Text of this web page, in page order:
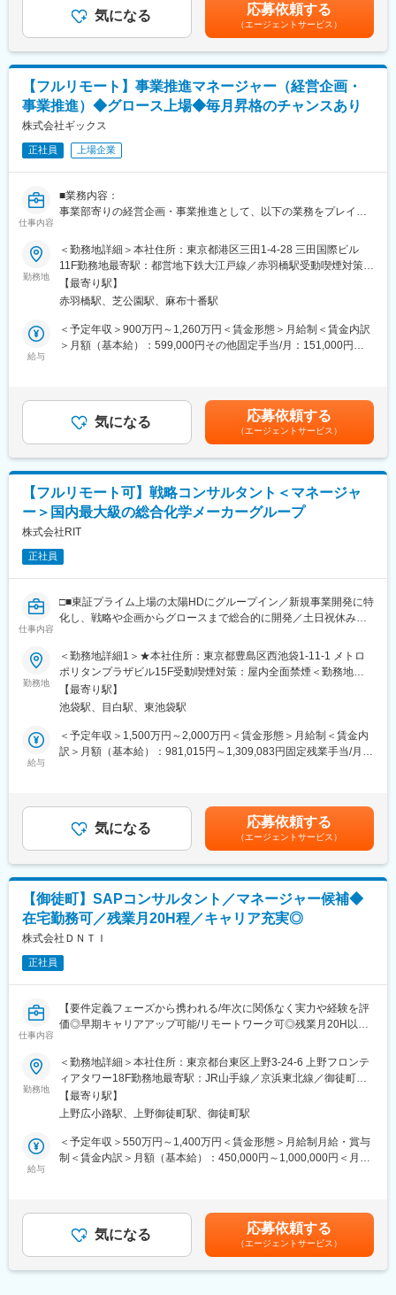
■アーバンテック：
「都市生活と都市の持続可能性をアップデートする技術」です。
■こんな方にぴったり：
・大型＆新規プロジェクトに携わりたい方
・社会貢献の高い仕事がしたい方
・会社や事業を共につくりあげていきたい方
・専門特化するのではなく、幅広くチャレンジしたい方
変更の範囲：会社の定める業務
◆業務内容
サービスとユーザーとのあらゆるタッチポイントを捉え、構想か
験へと具現化していきます。
また、AIをはじめとする新しいテクノロジーとの関係性も視野に
入れながら、直感的で寄り添う体験を構築します。
<具体的な業務内容>
・体験コンセプト・UX方針の策定
・プロトタイピングと検証
・チームとの共創・合意形成
・継続的な改善と価値向上
■プロジェクト事例：
・化粧品メーカーにおけるマーケティング トランスフォーメーシ
・飲料メーカーにおけるロイヤルティプログラム開発及びアプリ
グロース支援
■アクセンチュア独自の働き方改革：
2015年から開始した組織風土改革“Project PRIDE”により、有給取
得率は84％、女性比率も30.4％へ増加。離職率が半減し、残業時
間減少等改善が進んでいます。制度面では「18時以降の会議原則
禁止」「残業ルール厳格化」「短日短時間勤務制度の導入」など
を実施。仕事とプライベートともに充実させ、生産性向上を生む
ツール共有・活用を奨励する等の意識向上に繋がっています。
変更の範囲：会社の定める業務
気になる 応募依頼する
（エージェントサービス）
【フルリモート】事業推進マネージャー（経営企画・
事業推進）◆グロース上場◆毎月昇格のチャンスあり
株式会社ギックス
正社員 上場企業
仕事内容
■業務内容：
事業部寄りの経営企画・事業推進として、以下の業務をプレイン
ら手を動かして実行していただくポジションです。
■詳細：
各事業部との予算および方向性策定、予実管理、各種経営分析
事業部門責任者と共に各事業の事業企画・事業開発サポート
営業企画（KPI策定、モニタリング、パイプライン管理など）
マニュアル・仕組み化の企画、社内へのツール導入における運用
ルール・ガイドライン作成と管理
メンバーマネジメント
■配属組織・レポートライン
レポートライン：執行役員／Data-Informed事業本部 副本部長直
下
業務の進め方は経営幹部と共に策定～実行できる環境です
どのような実行プランを策定するかの裁量があり、自ら計画～実
将来的なキャリアパスは、経験を活かして事業推進のリーダーや
経営企画など、会社経営の中枢をになって頂きます。
はお任せしたいと考えております。
■働き方
多様なメンバーがプロフェッショナルとして成果を最大化するた
のライフスタイルに合わせた柔軟で自律的な働き方が可能です。
分析結果やレポートを提示して終わるのではなく、データから問
いを導き出し、仮説構築から現場での施策実行までを一気通貫で
伴走支援します。実際に、多くのコンサルティングファーム出身
者が「実行まで伴走できる仕事のやりがい」に惹かれて同社を選
んでおり、目に見える事業成果創出に直接コミットできます。
変更の範囲：会社の定める業務
勤務地
＜勤務地詳細＞本社住所：東京都港区三田1-4-28 三田国際ビル
11F勤務地最寄駅：都営地下鉄大江戸線／赤羽橋駅受動喫煙対策：
屋内全面禁煙変更の範囲：会社の定める事業所（リモートワーク
含む）
【最寄り駅】
赤羽橋駅、芝公園駅、麻布十番駅
給与
＜予定年収＞900万円～1,260万円＜賃金形態＞月給制＜賃金内訳
＞月額（基本給）：599,000円その他固定手当/月：151,000円～
を通じて上下する可能性があります。月給(月額)は固定手当を含め
た表記です。気になる 応募依頼する
（エージェントサービス）
【フルリモート可】戦略コンサルタント＜マネージャ
ー＞国内最大級の総合化学メーカーグループ
株式会社RIT
正社員
仕事内容
□■東証プライム上場の太陽HDにグループイン／新規事業開発に特
化し、戦略や企画からグロースまで総合的に開発／土日祝休み／
■採用背景：
◇当社は、国内最大規模の総合化学メーカーである太陽HD（東証
プライム上場）グループの一員として、グループ内外の戦略コン
サルティングを担っているプロフェッショナルファームです。
◇戦略領域（海外展開・M&A等）を主に、新規事業開発、マーケ
ティング、業務改善（業務プロセス改革・DX推進・プロダクト開
発等）に至り、総合的なコンサルティングを行っています。
与することができます。
◇業界は製造・エネルギー・医薬に特化しており、グループ内案
件の他、金融・商社・物流・小売・教育・サービス等、多岐に渡
なり得るマネージャーを求めています。この先、太陽HD及びITグ
ループの再編と変革、M&Aの推進、IPO準備を通じて、事業の規
模拡大を図りたく、共にグループを牽引をいただける仲間を迎え
■業務内容：
チーム編成・デリバリー品質保証をリード。KGI／KPI設計と意思
決定ファシリテーションを通じて経営成果創出までをドライブし
と新規案件開拓を牽引。グループ内外のパートナーを適切に活用
し、各関連部門を含むステークホルダーマネジメントを実行しま
す。コンサルタント／アソシエイトの育成・評価・ディレクショ
ン、ナレッジ基盤整備も担当します。
■期待・役割：
～経営陣に近い立場で「意思決定から実行」までをリード～
・ジュニアへのディレクションを通し、プロジェクト成果物のク
オリティを担保
・チームのリソース配分・育成・評価に責任を持つ
・提案活動やアカウント拡大にも関与
勤務地
＜勤務地詳細1＞★本社住所：東京都豊島区西池袋1-11-1 メトロ
ポリタンプラザビル15F受動喫煙対策：屋内全面禁煙＜勤務地詳
細2＞顧客先住所：関東1都3県（東京・埼玉・千葉・神奈川）、
関西2府1県（大阪・京都・兵庫） 受動喫煙対策：屋内全面禁煙変
リモートワーク含む
【最寄り駅】
池袋駅、目白駅、東池袋駅
給与
＜予定年収＞1,500万円～2,000万円＜賃金形態＞月給制＜賃金内
訳＞月額（基本給）：981,015円～1,309,083円固定残業手当/月：
＞※上記年収の他、好業績の場合は、業績連動賞与の支給有。※上
記年収は想定になります。経験・スキルに応じて検討いたしま
す。※基本給与レンジは業績等に応じて適宜見直しを行う可能性が
あります。■昇給：有（年2回 4月・10月）賃金はあくまでも目
安の金額であり、選考を通じて上下する可能性があります。月給
(月額)は固定手当を含めた表記です。
気になる 応募依頼する
（エージェントサービス）
【御徒町】SAPコンサルタント／マネージャー候補◆
在宅勤務可／残業月20H程／キャリア充実◎
株式会社ＤＮＴＩ
正社員
仕事内容
【要件定義フェーズから携われる/年次に関係なく実力や経験を評
価◎早期キャリアアップ可能/リモートワーク可◎残業月20H以
た経営基盤】
■業務内容：
SAPコンサルタントとして、IT戦略策定、Tobeプロセスの定義な
どの上流工程から、テンプレート導入・構築、SAP導入のデリバ
リーなどの関連業務や、業務改善、新しいテクノロジーとの融合
に携わっていただきます。
く、不明点は気軽に相談できる環境です。SAPジャパン出身の事
業本部長がメンバーを厚くフォローしており、各週か週に一回は
1on1を実施しプロジェクトの進捗状況に応じてフォローしていま
勤務地
＜勤務地詳細＞本社住所：東京都台東区上野3-24-6 上野フロンテ
ィアタワー18F勤務地最寄駅：JR山手線／京浜東北線／御徒町駅
受動喫煙対策：屋内全面禁煙変更の範囲：本文参照
【最寄り駅】
上野広小路駅、上野御徒町駅、御徒町駅
給与
＜予定年収＞550万円～1,400万円＜賃金形態＞月給制月給・賞与
制＜賃金内訳＞月額（基本給）：450,000円～1,000,000円＜月給
量労働制の等級での採用の場合は、”残業手当無し”になります。別
途裁量労働手当の支給あり。※管理監督での採用の場合は、”残業
手当無し”になります。賃金はあくまでも目安の金額であり、選考
を通じて上下する可能性があります。月給(月額)は固定手当を含め
気になる 応募依頼する
（エージェントサービス）